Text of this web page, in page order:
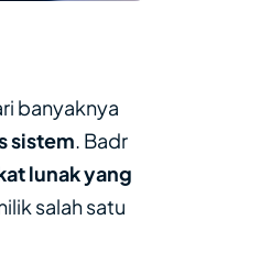
banyaknya
sistem . Badr
lunak yang
salah satu